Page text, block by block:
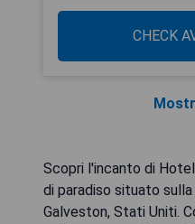
CHECK
Scopri l'incanto di
di paradiso situato
Galveston, Stati Uniti.